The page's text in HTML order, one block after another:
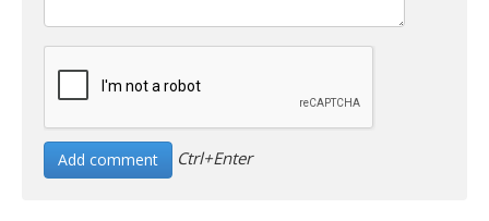
Ctrl+Enter